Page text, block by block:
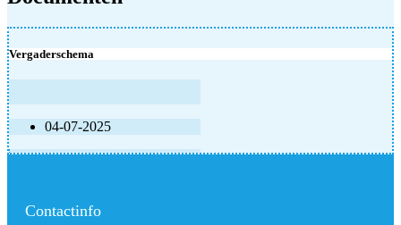
Vergaderschema
04-07-2025
Contactinfo